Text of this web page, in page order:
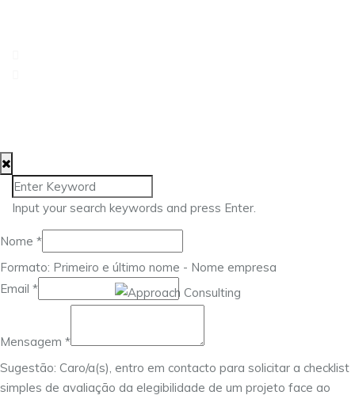
Input your search keywords and press Enter.
Nome *
Formato: Primeiro e último nome - Nome empresa
Nome
Email *
Mensagem *
Sugestão: Caro/a(s), entro em contacto para solicitar a checklist
simples de avaliação da elegibilidade de um projeto face ao